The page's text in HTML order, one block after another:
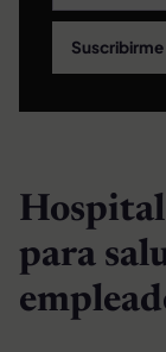
Suscribirme
para